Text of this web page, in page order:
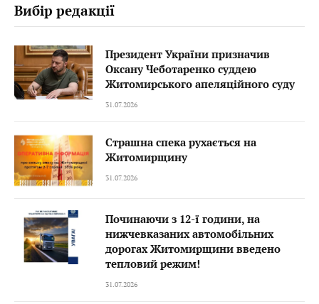
Вибір редакції
Президент України призначив
Оксану Чеботаренко суддею
Житомирського апеляційного суду
31.07.2026
Страшна спека рухається на
Житомирщину
31.07.2026
Починаючи з 12-ї години, на
нижчевказаних автомобільних
дорогах Житомирщини введено
тепловий режим!
31.07.2026